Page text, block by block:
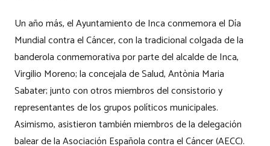
Un año más, el Ayuntamiento de Inca conmemora el Día
Mundial contra el Cáncer, con la tradicional colgada de la
banderola conmemorativa por parte del alcalde de Inca,
Virgilio Moreno; la concejala de Salud, Antònia Maria
Sabater; junto con otros miembros del consistorio y
representantes de los grupos políticos municipales.
Asimismo, asistieron también miembros de la delegación
balear de la Asociación Española contra el Cáncer (AECC).